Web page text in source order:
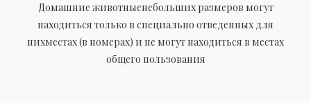
Домашние животныенебольших размеров могут
находиться только в специально отведенных для
нихместах (в номерах) и не могут находиться в местах
общего пользования